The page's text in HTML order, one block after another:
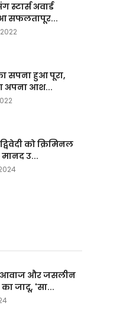
अवार्ड
सफलतापूर...
सपना हुआ पूरा,
अपना आश...
को क्रिमिनल
उ...
आवाज और जसलीन
जादू, 'सा...